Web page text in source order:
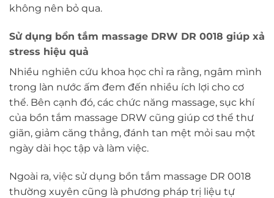
không nên bỏ qua.
Sử dụng bồn tắm massage DRW DR 0018 giúp xả
stress hiệu quả
Nhiều nghiên cứu khoa học chỉ ra rằng, ngâm mình
trong làn nước ấm đem đến nhiều ích lợi cho cơ
thể. Bên cạnh đó, các chức năng massage, sục khí
của bồn tắm massage DRW cũng giúp cơ thể thư
giãn, giảm căng thẳng, đánh tan mệt mỏi sau một
ngày dài học tập và làm việc.
Ngoài ra, việc sử dụng bồn tắm massage DR 0018
thường xuyên cũng là phương pháp trị liệu tự